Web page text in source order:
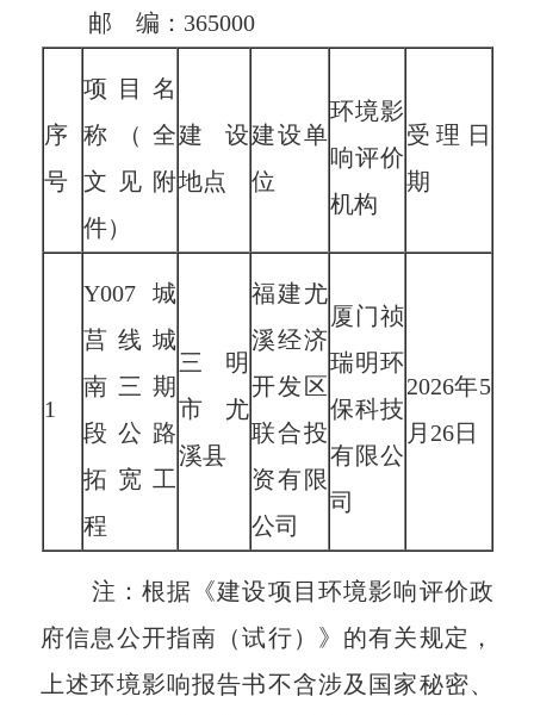
邮 编： 365000
序
号
项目名
称（全
文见附
件）
建设
地点
建设单
位
环境影
响评价
机构
受理日
期
1
Y007城
莒线城
南三期
段公路
拓宽工
程
三明
市尤
溪县
福建尤
溪经济
开发区
联合投
资有限
公司
厦门祯
瑞明环
保科技
有限公
司
2026年5
月26日
注：根据《建设项目环境影响评价政
府信息公开指南（试行）》的有关规定，
上述环境影响报告书不含涉及国家秘密、